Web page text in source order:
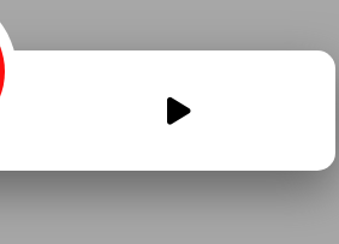
CE1-Izon-Les-dechets-MP3.mp3